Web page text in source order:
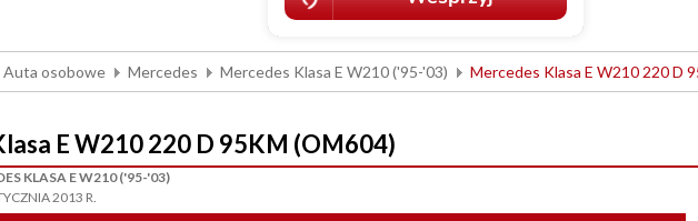
Auta osobowe Mercedes Mercedes Klasa E W210 ('95-'03) Mercedes Klasa E W210 220 D
E W210 220 D 95KM (OM604)
KLASA E W210 ('95-'03)
2013 R.